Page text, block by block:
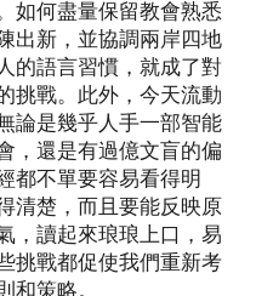
如何盡量保留教會熟悉
出新，並協調兩岸四地
的語言習慣，就成了對
挑戰。此外，今天流動
論是幾乎人手一部智能
，還是有過億文盲的偏
都不單要容易看得明
清楚，而且要能反映原
，讀起來琅琅上口，易
挑戰都促使我們重新考